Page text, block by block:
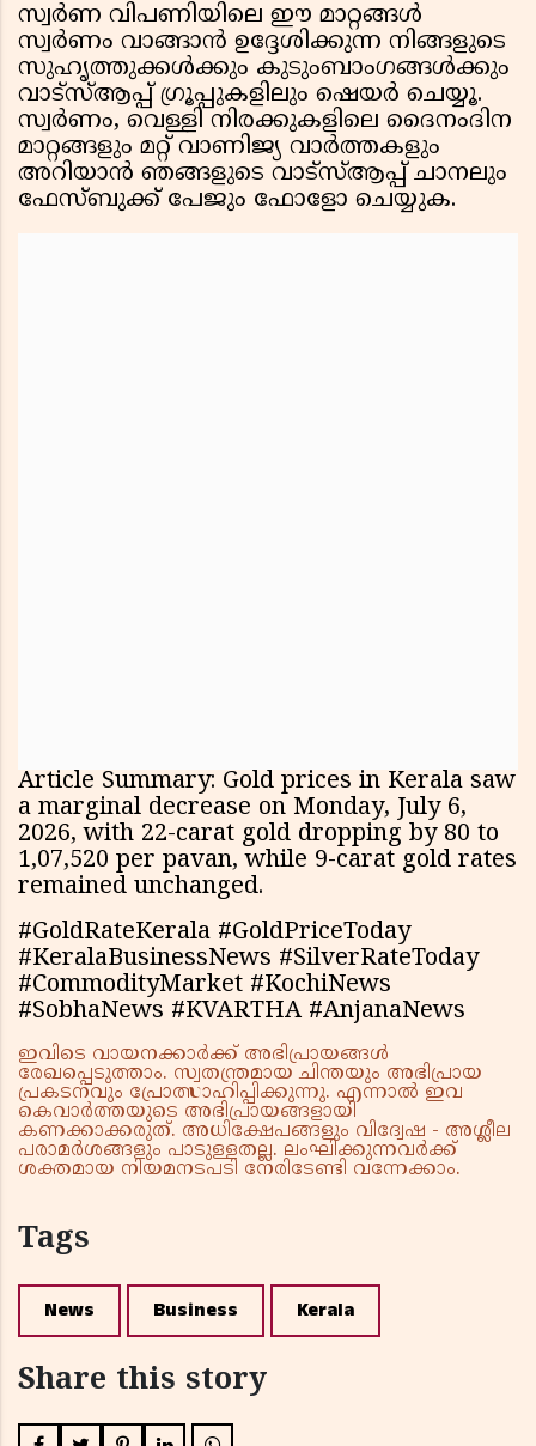
സ്വർണ വിപണിയിലെ ഈ മാറ്റങ്ങൾ
സ്വർണം വാങ്ങാൻ ഉദ്ദേശിക്കുന്ന നിങ്ങളുടെ
സുഹൃത്തുക്കൾക്കും കുടുംബാംഗങ്ങൾക്കും
വാട്‌സ്ആപ്പ് ഗ്രൂപ്പുകളിലും ഷെയർ ചെയ്യൂ.
സ്വർണം, വെള്ളി നിരക്കുകളിലെ ദൈനംദിന
മാറ്റങ്ങളും മറ്റ് വാണിജ്യ വാർത്തകളും
അറിയാൻ ഞങ്ങളുടെ വാട്‌സ്ആപ്പ് ചാനലും
ഫേസ്ബുക്ക് പേജും ഫോളോ ചെയ്യുക.
Article Summary: Gold prices in Kerala saw
a marginal decrease on Monday, July 6,
2026, with 22-carat gold dropping by ₹80 to
₹1,07,520 per pavan, while 9-carat gold rates
remained unchanged.
#GoldRateKerala #GoldPriceToday
#KeralaBusinessNews #SilverRateToday
#CommodityMarket #KochiNews
#SobhaNews #KVARTHA #AnjanaNews
ഇവിടെ വായനക്കാർക്ക് അഭിപ്രായങ്ങൾ
രേഖപ്പെടുത്താം. സ്വതന്ത്രമായ ചിന്തയും അഭിപ്രായ
പ്രകടനവും പ്രോത്സാഹിപ്പിക്കുന്നു. എന്നാൽ ഇവ
കെവാർത്തയുടെ അഭിപ്രായങ്ങളായി
കണക്കാക്കരുത്. അധിക്ഷേപങ്ങളും വിദ്വേഷ - അശ്ലീല
പരാമർശങ്ങളും പാടുള്ളതല്ല. ലംഘിക്കുന്നവർക്ക്
ശക്തമായ നിയമനടപടി നേരിടേണ്ടി വന്നേക്കാം.
Tags
News Business Kerala
Share this story